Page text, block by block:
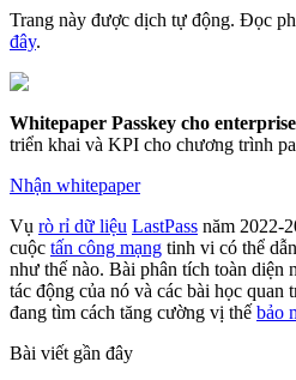
Trang này được dịch tự động. Đọc
đây.
Whitepaper Passkey cho enterprise
triển khai và KPI cho chương trình
Nhận whitepaper
Vụ rò rỉ dữ liệu LastPass năm 2022-
cuộc tấn công mạng tinh vi có thể
như thế nào. Bài phân tích toàn diện
tác động của nó và các bài học quan
đang tìm cách tăng cường vị thế bảo
Bài viết gần đây